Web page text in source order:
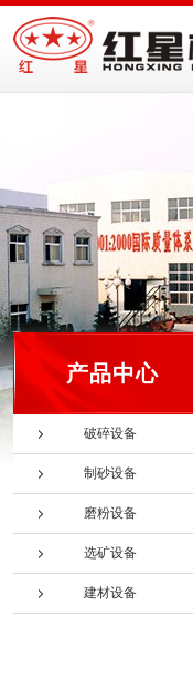
产品中心
破碎设备
制砂设备
磨粉设备
选矿设备
建材设备